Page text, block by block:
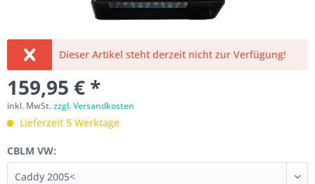
Dieser Artikel steht derzeit nicht zur Verfügung!
159,95 € *
inkl. MwSt.zzgl. Versandkosten
Lieferzeit 5 Werktage
CBLM VW: